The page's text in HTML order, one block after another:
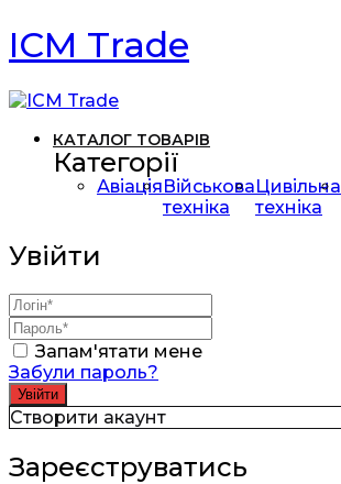
ICM Trade
КАТАЛОГ ТОВАРІВ
Категорії
АвіаціяВійськова
техніка
Цивільна
техніка
Увійти
Запам'ятати мене
Забули пароль?
Створити акаунт
Зареєструватись